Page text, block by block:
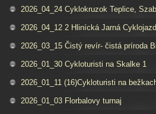
2026_04_24 Cyklokruzok Teplice,
2026_04_12 2 Hlinícká Jarná
2026_03_15 Čistý revír- čistá príroda
2026_01_30 Cykloturisti na Skalke 1
2026_01_11 (16)Cykloturisti na
2026_01_03 Florbalovy turnaj